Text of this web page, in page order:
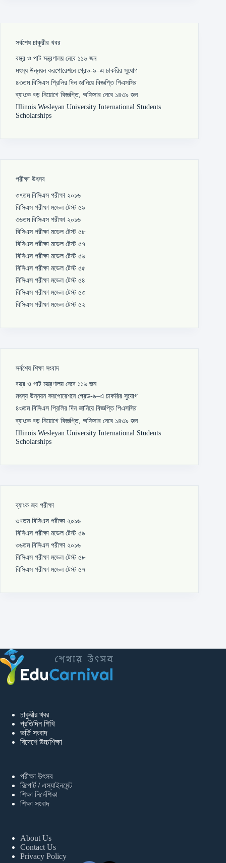
সর্বশেষ চাকুরীর খবর
বস্ত্র ও পাট মন্ত্রণালয় নেবে ১১৬ জন
মৎস্য উন্নয়ন করপোরেশনে গ্রেড-৯–এ চাকরির সুযোগ
৪৩তম বিসিএস প্রিলির দিন জানিয়ে বিজ্ঞপ্তি পিএসসির
ব্যাংকে বড় নিয়োগে বিজ্ঞপ্তি, অফিসার নেবে ১৪৩৯ জন
Illinois Wesleyan University International Students
Scholarships
পরীক্ষা উৎসব
৩৭তম বিসিএস পরীক্ষা ২০১৬
বিসিএস পরীক্ষা মডেল টেস্ট ৫৯
৩৬তম বিসিএস পরীক্ষা ২০১৬
বিসিএস পরীক্ষা মডেল টেস্ট ৫৮
বিসিএস পরীক্ষা মডেল টেস্ট ৫৭
বিসিএস পরীক্ষা মডেল টেস্ট ৫৬
বিসিএস পরীক্ষা মডেল টেস্ট ৫৫
বিসিএস পরীক্ষা মডেল টেস্ট ৫৪
বিসিএস পরীক্ষা মডেল টেস্ট ৫৩
বিসিএস পরীক্ষা মডেল টেস্ট ৫২
সর্বশেষ শিক্ষা সংবাদ
বস্ত্র ও পাট মন্ত্রণালয় নেবে ১১৬ জন
মৎস্য উন্নয়ন করপোরেশনে গ্রেড-৯–এ চাকরির সুযোগ
৪৩তম বিসিএস প্রিলির দিন জানিয়ে বিজ্ঞপ্তি পিএসসির
ব্যাংকে বড় নিয়োগে বিজ্ঞপ্তি, অফিসার নেবে ১৪৩৯ জন
Illinois Wesleyan University International Students
Scholarships
ব্যাংক জব পরীক্ষা
৩৭তম বিসিএস পরীক্ষা ২০১৬
বিসিএস পরীক্ষা মডেল টেস্ট ৫৯
৩৬তম বিসিএস পরীক্ষা ২০১৬
বিসিএস পরীক্ষা মডেল টেস্ট ৫৮
বিসিএস পরীক্ষা মডেল টেস্ট ৫৭
চাকুরীর খবর
প্রতিদিন শিখি
ভর্তি সংবাদ
বিদেশে উচ্চশিক্ষা
পরীক্ষা উৎসব
রিপোর্ট / এস্যাইনমেন্ট
শিক্ষা নির্দেশিকা
শিক্ষা সংবাদ
About Us
Contact Us
Privacy Policy